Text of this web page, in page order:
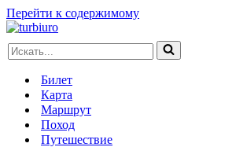
Перейти к содержимому
Искать...
Билет
Карта
Маршрут
Поход
Путешествие